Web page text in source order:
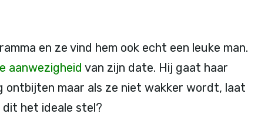
en ze vind hem ook echt een leuke man.
aanwezigheid van zijn date. Hij gaat haar
ontbijten maar als ze niet wakker wordt, laat
het ideale stel?